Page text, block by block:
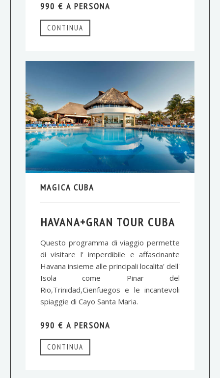
990 € A PERSONA
CONTINUA
MAGICA CUBA
HAVANA+GRAN TOUR CUBA
Questo programma di viaggio permette
di visitare l' imperdibile e affascinante
Havana insieme alle principali localita' dell'
Isola come Pinar del
Rio,Trinidad,Cienfuegos e le incantevoli
spiaggie di Cayo Santa Maria.
990 € A PERSONA
CONTINUA